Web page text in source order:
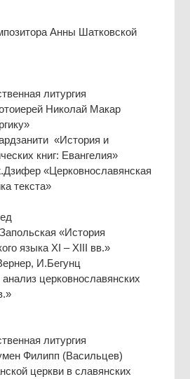
Анны Шатковской
литургия
Николай Макар
«История и
книг: Евангелия»
«Церковнославянская
текста»
«История
языка XI – XIII вв.»
И.Бегунц
церковнославянских
литургия
Филипп (Васильцев)
церкви в славянских